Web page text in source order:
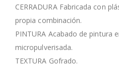
CERRADURA Fabricada con
propia combinación.
PINTURA Acabado de pintura
micropulverisada.
TEXTURA Gofrado.